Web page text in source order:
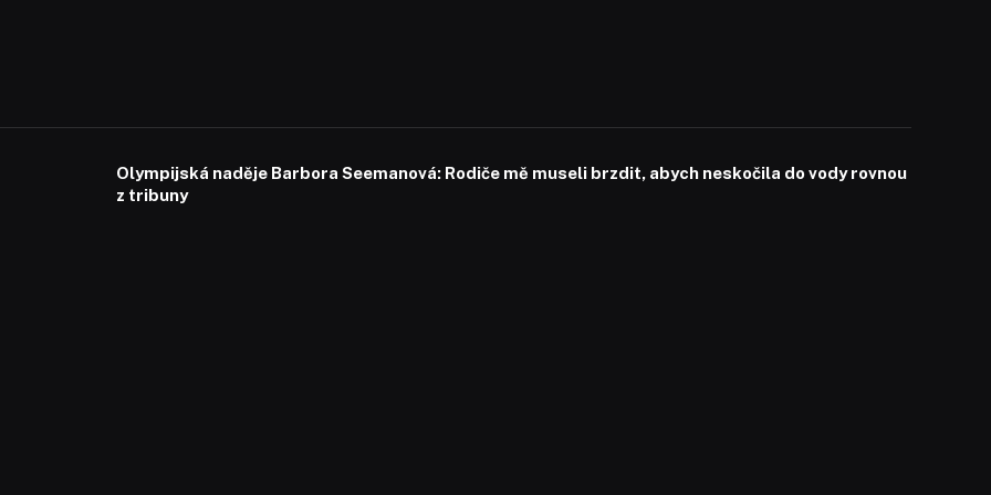
Olympijská naděje Barbora Seemanová: Rodiče mě museli brzdit, abych neskočila do vody rovnou
z tribuny